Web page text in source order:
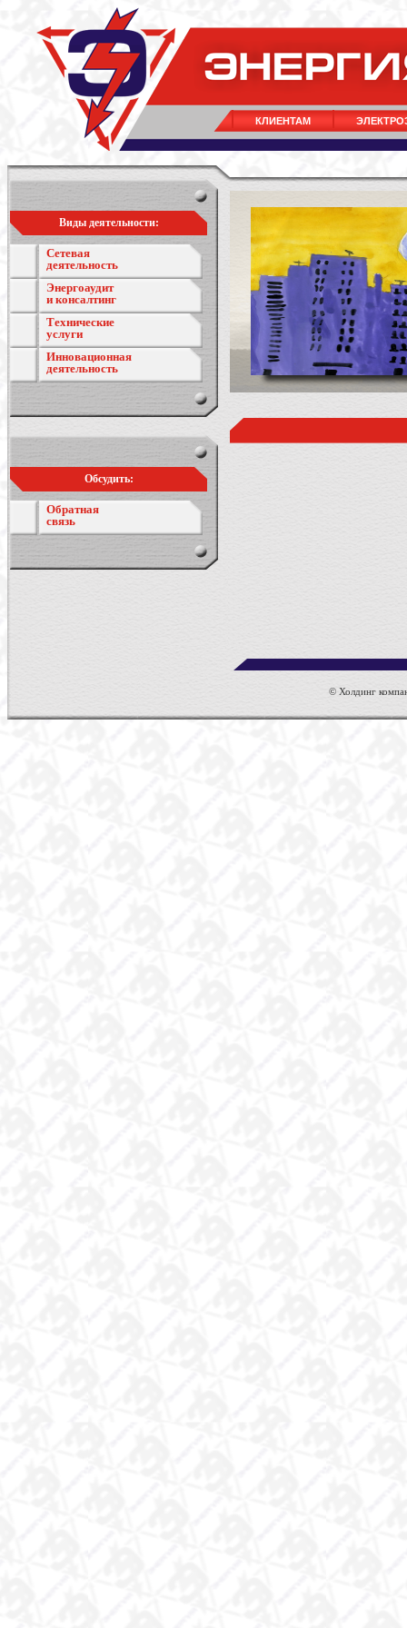
КЛИЕНТАМ
Виды деятельности:
Сетевая
деятельность
Энергоаудит
и консалтинг
Технические
услуги
Инновационная
деятельность
Обсудить:
Обратная
связь
© Холдинг